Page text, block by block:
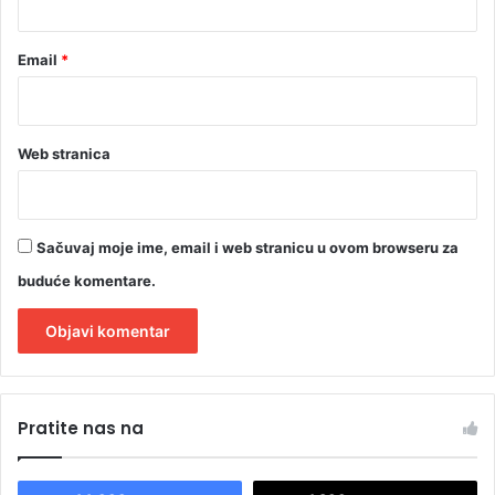
Email *
Web stranica
Sačuvaj moje ime, email i web stranicu u ovom browseru za
buduće komentare.
tPratite nas na